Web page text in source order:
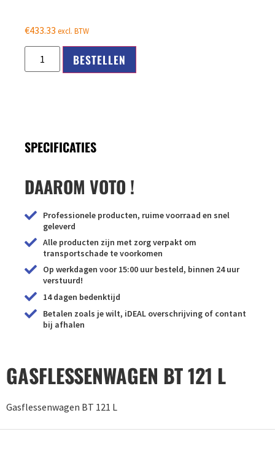
€433.33 excl. BTW
BESTELLEN
SPECIFICATIES
DAAROM VOTO !
Professionele producten, ruime voorraad en snel
geleverd
Alle producten zijn met zorg verpakt om
transportschade te voorkomen
Op werkdagen voor 15:00 uur besteld, binnen 24 uur
verstuurd!
14 dagen bedenktijd
Betalen zoals je wilt, iDEAL overschrijving of contant
bij afhalen
GASFLESSENWAGEN BT 121 L
Gasflessenwagen BT 121 L